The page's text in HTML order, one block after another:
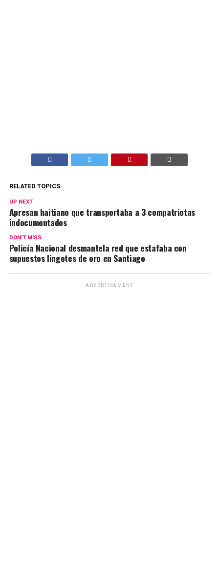
RELATED TOPICS:
UP NEXT
Apresan haitiano que transportaba a 3 compatriotas
indocumentados
DON'T MISS
Policía Nacional desmantela red que estafaba con
supuestos lingotes de oro en Santiago
ADVERTISEMENT